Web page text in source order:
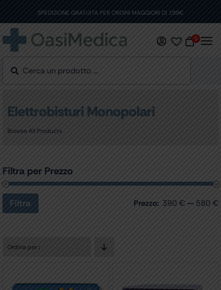
content
SPEDIZIONE GRATUITA PER ORDINI MAGGIORI DI 199€
0
Elettrobisturi Monopolari
Browse All Products
Filtra per Prezzo
Prezzo
Min
Prezzo
Max
Filtra Prezzo: 390 € — 580 €
Ordina per: